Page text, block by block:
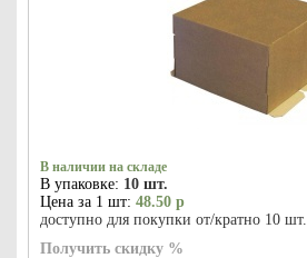
В наличии на складе
В упаковке: 10 шт.
Цена за 1 шт: 48.50 р
доступно для покупки от/кратно 10 шт.
Получить скидку %